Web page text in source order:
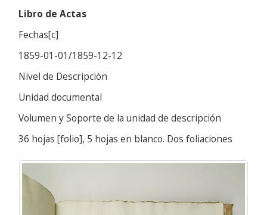
Libro de Actas
Fechas[c]
1859-01-01/1859-12-12
Nivel de Descripción
Unidad documental
Volumen y Soporte de la unidad de descripción
36 hojas [folio], 5 hojas en blanco. Dos foliaciones